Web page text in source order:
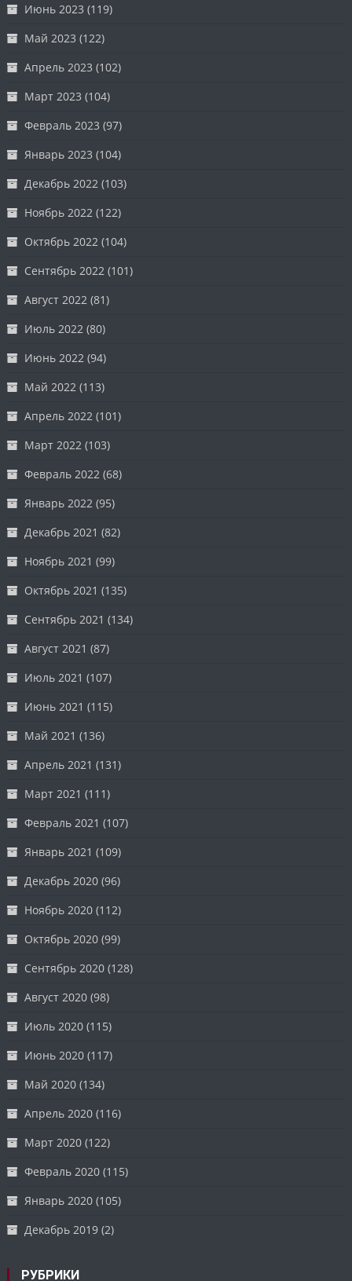
Июнь 2023 (119)
Май 2023 (122)
Апрель 2023 (102)
Март 2023 (104)
Февраль 2023 (97)
Январь 2023 (104)
Декабрь 2022 (103)
Ноябрь 2022 (122)
Октябрь 2022 (104)
Сентябрь 2022 (101)
Август 2022 (81)
Июль 2022 (80)
Июнь 2022 (94)
Май 2022 (113)
Апрель 2022 (101)
Март 2022 (103)
Февраль 2022 (68)
Январь 2022 (95)
Декабрь 2021 (82)
Ноябрь 2021 (99)
Октябрь 2021 (135)
Сентябрь 2021 (134)
Август 2021 (87)
Июль 2021 (107)
Июнь 2021 (115)
Май 2021 (136)
Апрель 2021 (131)
Март 2021 (111)
Февраль 2021 (107)
Январь 2021 (109)
Декабрь 2020 (96)
Ноябрь 2020 (112)
Октябрь 2020 (99)
Сентябрь 2020 (128)
Август 2020 (98)
Июль 2020 (115)
Июнь 2020 (117)
Май 2020 (134)
Апрель 2020 (116)
Март 2020 (122)
Февраль 2020 (115)
Январь 2020 (105)
Декабрь 2019 (2)
РУБРИКИ